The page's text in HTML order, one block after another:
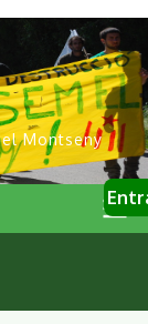
Montseny